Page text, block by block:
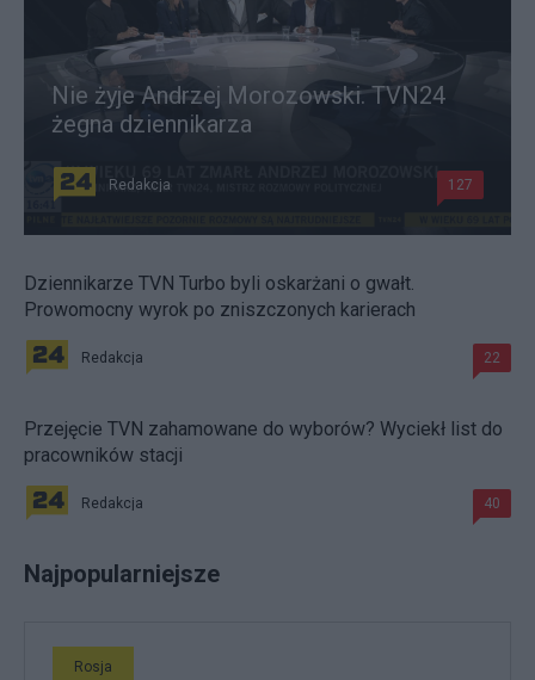
Nie żyje Andrzej Morozowski. TVN24
żegna dziennikarza
Redakcja 127
Dziennikarze TVN Turbo byli oskarżani o gwałt.
Prowomocny wyrok po zniszczonych karierach
Redakcja 22
Przejęcie TVN zahamowane do wyborów? Wyciekł list do
pracowników stacji
Redakcja 40
Najpopularniejsze
Rosja